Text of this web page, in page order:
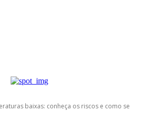
baixas: conheça os riscos e como se